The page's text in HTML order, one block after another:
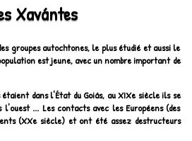
Xavántes
groupes autochtones, le plus étudié et aussi le
est jeune, avec un nombre important de
dans l'État du Goiás, au XIXe siècle ils se
l'ouest ... Les contacts avec les Européens (des
(XXe siècle) et ont été assez destructeurs